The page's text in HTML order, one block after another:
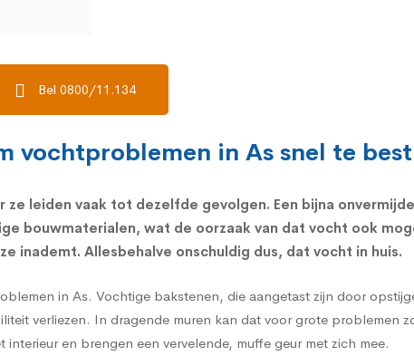
Bel 0800/11.134
vochtproblemen in As snel te
leiden vaak tot dezelfde gevolgen. Een bijna
bouwmaterialen, wat de oorzaak van dat vocht ook
inademt. Allesbehalve onschuldig dus, dat vocht in huis.
in As. Vochtige bakstenen, die aangetast zijn door
verliezen. In dragende muren kan dat voor grote problemen
en brengen een vervelende, muffe geur met zich mee.